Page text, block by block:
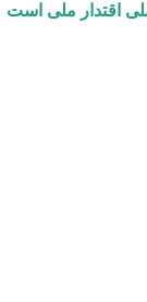
اقتدار ملی است